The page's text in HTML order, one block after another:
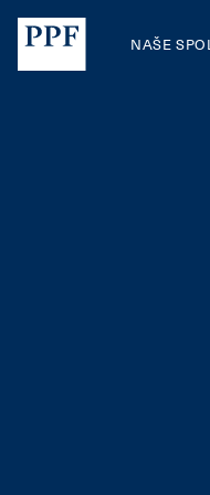
NAŠE